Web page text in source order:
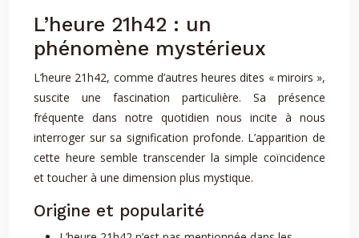
L’heure 21h42 : un
phénomène mystérieux
L’heure 21h42, comme d’autres heures dites « miroirs »,
suscite une fascination particulière. Sa présence
fréquente dans notre quotidien nous incite à nous
interroger sur sa signification profonde. L’apparition de
cette heure semble transcender la simple coïncidence
et toucher à une dimension plus mystique.
Origine et popularité